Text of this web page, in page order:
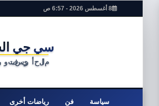
8 أغسطس 2026 - 6:57 ص
سياسة فن رياضات أخرى